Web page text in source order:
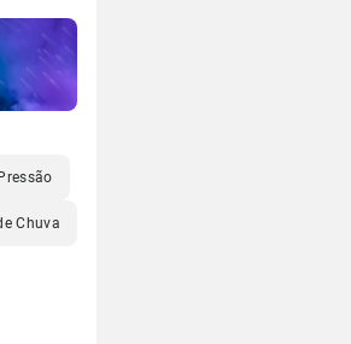
Chuva